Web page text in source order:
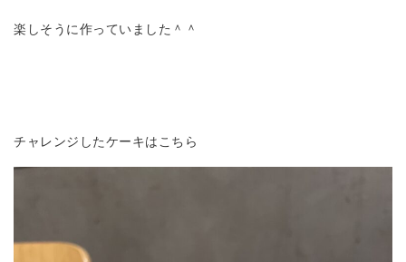
楽しそうに作っていました＾＾
チャレンジしたケーキはこちら